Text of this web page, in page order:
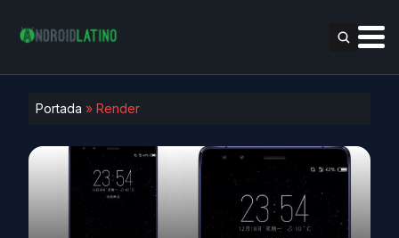
Portada » Render